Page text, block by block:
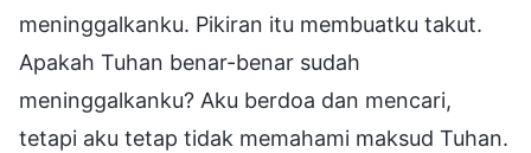
meninggalkanku. Pikiran itu membuatku takut.
Apakah Tuhan benar-benar sudah
meninggalkanku? Aku berdoa dan mencari,
tetapi aku tetap tidak memahami maksud Tuhan.